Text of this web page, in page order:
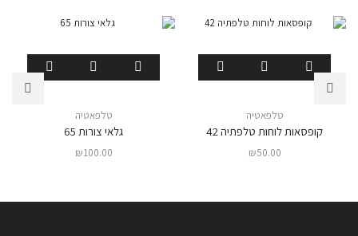
טלפאטיה
קופסאות לוחות טלפתיה 42
₪50.00
טלפאטיה
גלאי צורות 65
₪100.00